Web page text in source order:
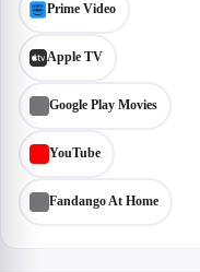
Prime Video
Apple TV
Google Play Movies
YouTube
Fandango At Home